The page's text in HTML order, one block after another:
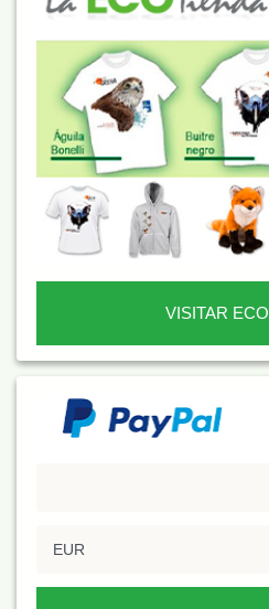
VISITAR